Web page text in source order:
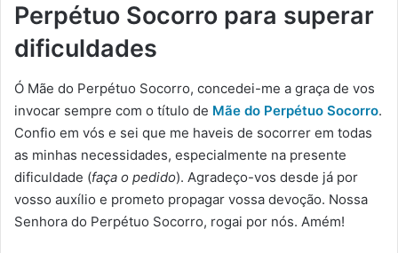
Perpétuo Socorro para superar
dificuldades
Ó Mãe do Perpétuo Socorro, concedei-me a graça de vos
invocar sempre com o título de Mãe do Perpétuo Socorro.
Confio em vós e sei que me haveis de socorrer em todas
as minhas necessidades, especialmente na presente
dificuldade (faça o pedido). Agradeço-vos desde já por
vosso auxílio e prometo propagar vossa devoção. Nossa
Senhora do Perpétuo Socorro, rogai por nós. Amém!